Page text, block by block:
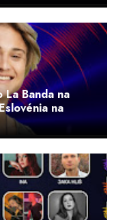
Banda na
na